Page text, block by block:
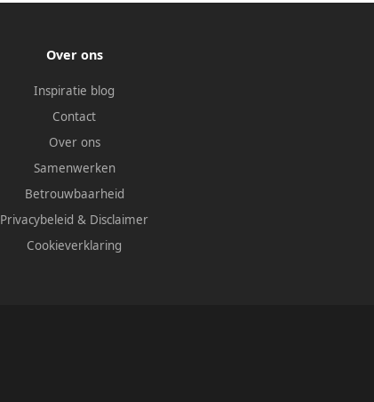
Over ons
Inspiratie blog
Contact
Over ons
Samenwerken
Betrouwbaarheid
Privacybeleid & Disclaimer
Cookieverklaring